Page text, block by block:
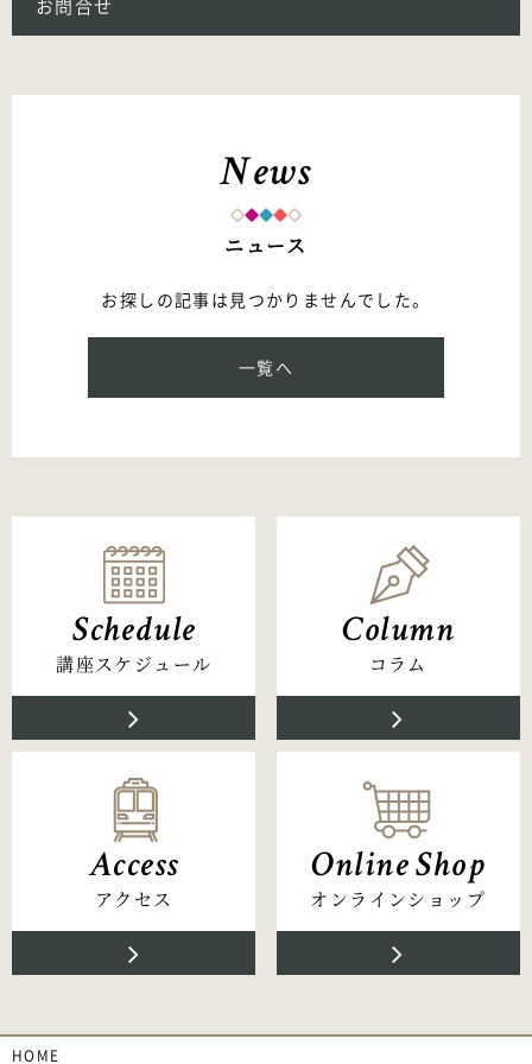
お問合せ
News
ニュース
お探しの記事は見つかりませんでした。
一覧へ
Schedule
講座スケジュール
Column
コラム
Access
アクセス
Online Shop
オンラインショップ
HOME